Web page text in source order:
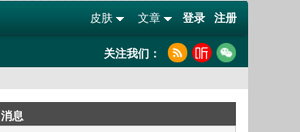
登录 注册
文章
皮肤
关注我们：
消息